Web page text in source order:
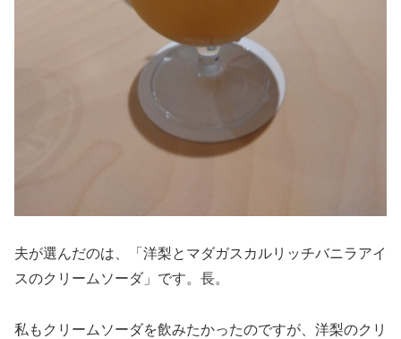
夫が選んだのは、「洋梨とマダガスカルリッチバニラアイ
スのクリームソーダ」です。長。
私もクリームソーダを飲みたかったのですが、洋梨のクリ